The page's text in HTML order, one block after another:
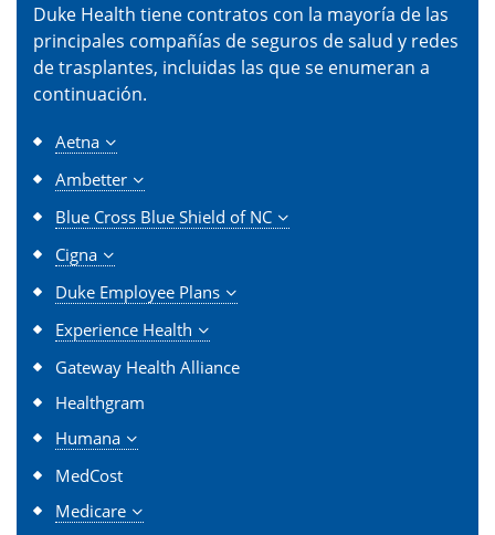
Duke Health tiene contratos con la mayoría de las
principales compañías de seguros de salud y redes
de trasplantes, incluidas las que se enumeran a
continuación.
Aetna
Ambetter
Blue Cross Blue Shield of NC
Cigna
Duke Employee Plans
Experience Health
Gateway Health Alliance
Healthgram
Humana
MedCost
Medicare